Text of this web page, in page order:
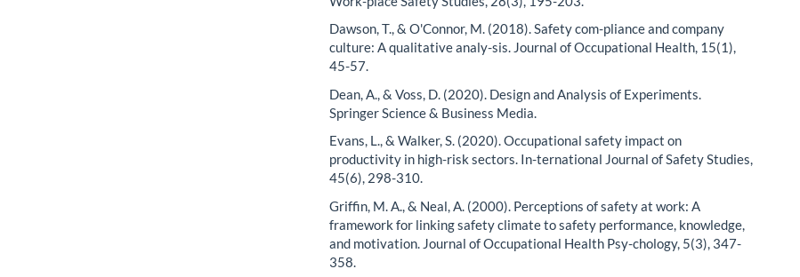
Dawson, T., & O'Connor, M. (2018). Safety com-pliance and company
culture: A qualitative analy-sis. Journal of Occupational Health, 15(1),
45-57.
Dean, A., & Voss, D. (2020). Design and Analysis of Experiments.
Springer Science & Business Media.
Evans, L., & Walker, S. (2020). Occupational safety impact on
productivity in high-risk sectors. In-ternational Journal of Safety Studies,
45(6), 298-310.
Griffin, M. A., & Neal, A. (2000). Perceptions of safety at work: A
framework for linking safety climate to safety performance, knowledge,
and motivation. Journal of Occupational Health Psy-chology, 5(3), 347-
358.